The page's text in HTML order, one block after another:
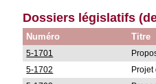
Dossiers législatifs
Numéro Titre
5-1701
5-1702